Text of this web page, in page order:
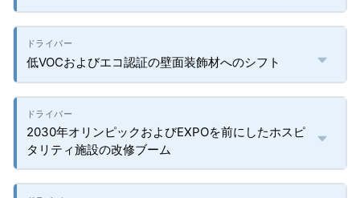
低VOCおよびエコ認証の壁面装飾材へのシフト
2030年オリンピックおよびEXPOを前にしたホスピ
タリティ施設の改修ブーム